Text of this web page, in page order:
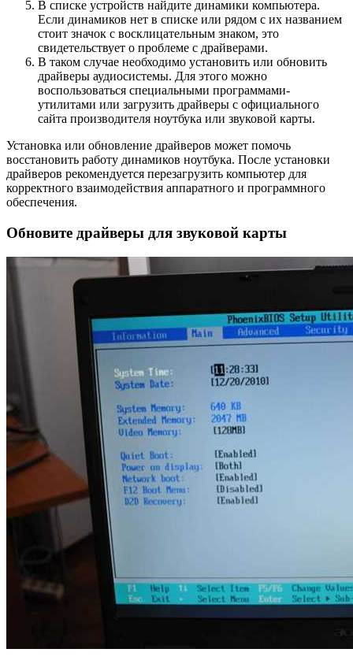
В списке устройств найдите динамики компьютера.
Если динамиков нет в списке или рядом с их названием
стоит значок с восклицательным знаком, это
свидетельствует о проблеме с драйверами.
В таком случае необходимо установить или обновить
драйверы аудиосистемы. Для этого можно
воспользоваться специальными программами-
утилитами или загрузить драйверы с официального
сайта производителя ноутбука или звуковой карты.
Установка или обновление драйверов может помочь
восстановить работу динамиков ноутбука. После установки
драйверов рекомендуется перезагрузить компьютер для
корректного взаимодействия аппаратнoго и программного
обеспечения.
Обновите драйверы для звуковой карты